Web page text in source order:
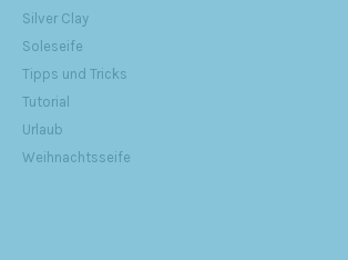
Silver Clay
Soleseife
Tipps und Tricks
Tutorial
Urlaub
Weihnachtsseife